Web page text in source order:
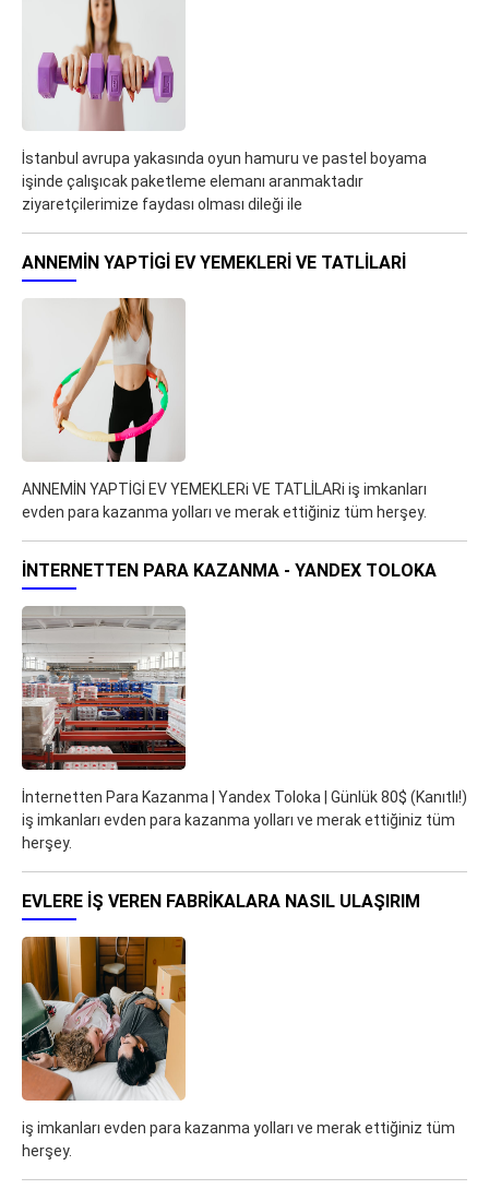
İstanbul avrupa yakasında oyun hamuru ve pastel boyama
işinde çalışıcak paketleme elemanı aranmaktadır
ziyaretçilerimize faydası olması dileği ile
ANNEMİN YAPTİGİ EV YEMEKLERI VE TATLİLARI
ANNEMİN YAPTİGİ EV YEMEKLERi VE TATLİLARi iş imkanları
evden para kazanma yolları ve merak ettiğiniz tüm herşey.
İNTERNETTEN PARA KAZANMA - YANDEX TOLOKA
İnternetten Para Kazanma | Yandex Toloka | Günlük 80$ (Kanıtlı!)
iş imkanları evden para kazanma yolları ve merak ettiğiniz tüm
herşey.
EVLERE İŞ VEREN FABRIKALARA NASIL ULAŞIRIM
iş imkanları evden para kazanma yolları ve merak ettiğiniz tüm
herşey.